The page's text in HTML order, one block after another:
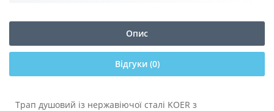
Опис
Відгуки (0)
Трап душовий із нержавіючої сталі KOER з